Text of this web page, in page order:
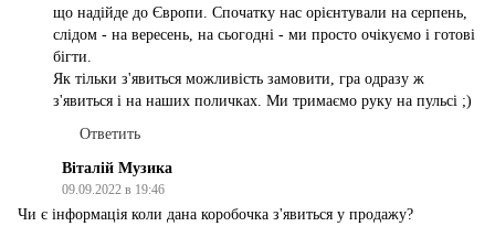
що надійде до Європи. Спочатку нас орієнтували на серпень,
слідом - на вересень, на сьогодні - ми просто очікуємо і готові
бігти.
Як тільки з'явиться можливість замовити, гра одразу ж
з'явиться і на наших поличках. Ми тримаємо руку на пульсі ;)
Ответить
Віталій Музика
09.09.2022 в 19:46
Чи є інформація коли дана коробочка з'явиться у продажу?